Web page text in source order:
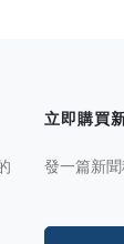
立即購買
發一篇新